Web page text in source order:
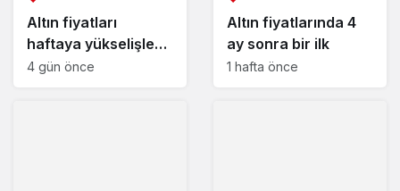
Altın fiyatları
haftaya yükselişle
başladı – 3 Ağustos
4 gün önce
Altın fiyatlarında 4
ay sonra bir ilk
1 hafta önce